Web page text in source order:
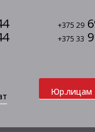
+375 29
+375 33
Юр.лицам